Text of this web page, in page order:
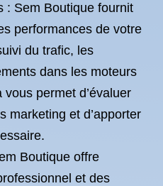
: Sem Boutique fournit
performances de votre
du trafic, les
dans les moteurs
permet d’évaluer
marketing et d’apporter
Boutique offre
et des